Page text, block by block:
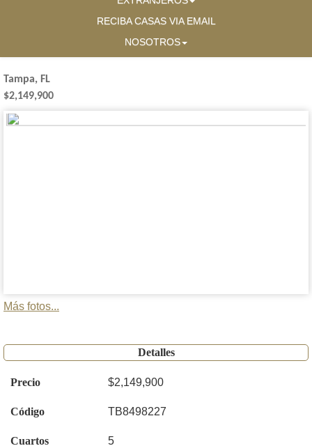
RECIBA CASAS VIA EMAIL
NOSOTROS
Tampa, FL
$2,149,900
Más fotos...
Detalles
Precio $2,149,900
Código TB8498227
Cuartos 5